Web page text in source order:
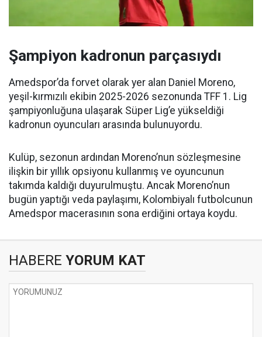
Şampiyon kadronun parçasıydı
Amedspor’da forvet olarak yer alan Daniel Moreno,
yeşil-kırmızılı ekibin 2025-2026 sezonunda TFF 1. Lig
şampiyonluğuna ulaşarak Süper Lig’e yükseldiği
kadronun oyuncuları arasında bulunuyordu.
Kulüp, sezonun ardından Moreno’nun sözleşmesine
ilişkin bir yıllık opsiyonu kullanmış ve oyuncunun
takımda kaldığı duyurulmuştu. Ancak Moreno’nun
bugün yaptığı veda paylaşımı, Kolombiyalı futbolcunun
Amedspor macerasının sona erdiğini ortaya koydu.
HABERE YORUM KAT